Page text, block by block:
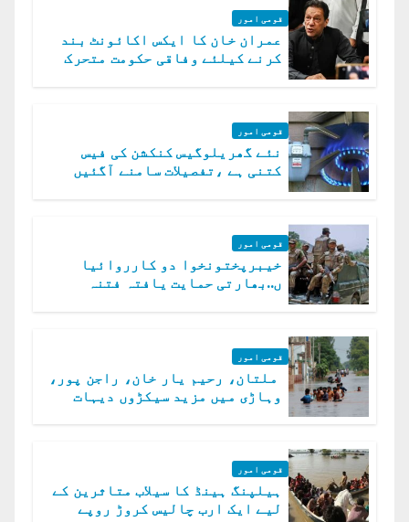
قومی امور
عمران خان کا ایکس اکائونٹ بند
کرنے کیلئے وفاقی حکومت متحرک
قومی امور
نئے گھریلوگیس کنکشن کی فیس
کتنی ہے ،تفصیلات سامنے آگئیں
قومی امور
خیبرپختونخوا دو کارروائیا
ں..بھارتی حمایت یافتہ فتنہ
قومی امور
ملتان، رحیم یار خان، راجن پور،
وہاڑی میں مزید سیکڑوں دیہات
قومی امور
ہیلپنگ ہینڈ کا سیلاب متاثرین کے
لیے ایک ارب چالیس کروڑ روپے